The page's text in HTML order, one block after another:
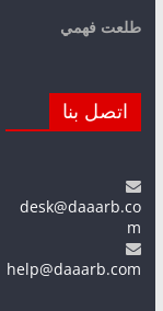
طلعت فهمي
اتصل بنا
desk@daaarb.co
m
help@daaarb.com